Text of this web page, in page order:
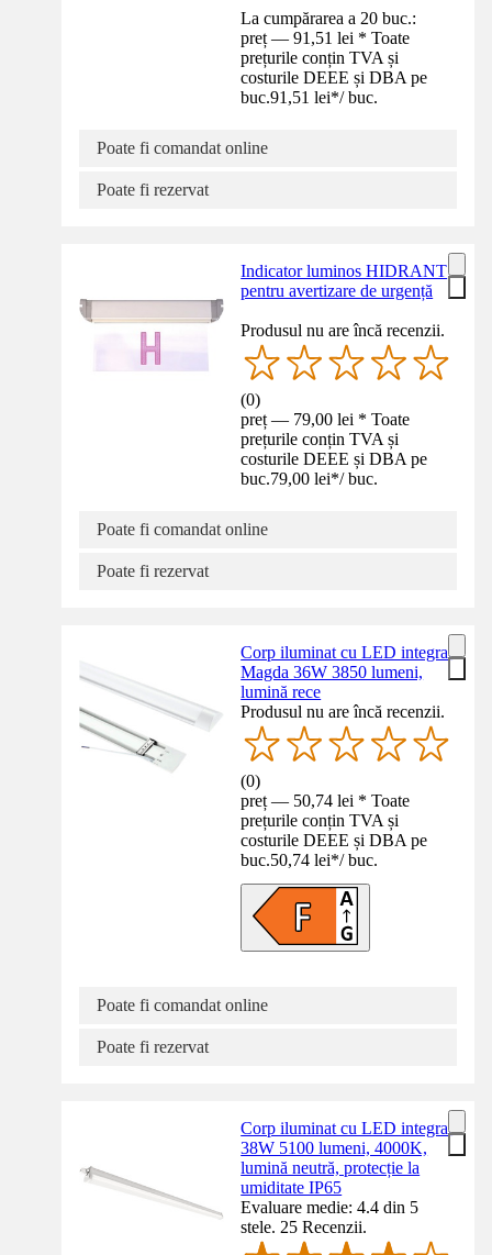
La cumpărarea a 20 buc.:
preț — 91,51 lei * Toate
prețurile conțin TVA și
costurile DEEE și DBA pe
buc.91,51 lei*/ buc.
Poate fi comandat online
Poate fi rezervat
Indicator luminos HIDRANT
pentru avertizare de urgență
Produsul nu are încă recenzii.
(0)
preț — 79,00 lei * Toate
prețurile conțin TVA și
costurile DEEE și DBA pe
buc.79,00 lei*/ buc.
Poate fi comandat online
Poate fi rezervat
Corp iluminat cu LED integrat
Magda 36W 3850 lumeni,
lumină rece
Produsul nu are încă recenzii.
(0)
preț — 50,74 lei * Toate
prețurile conțin TVA și
costurile DEEE și DBA pe
buc.50,74 lei*/ buc.
Poate fi comandat online
Poate fi rezervat
Corp iluminat cu LED integrat
38W 5100 lumeni, 4000K,
lumină neutră, protecție la
umiditate IP65
Evaluare medie: 4.4 din 5
stele. 25 Recenzii.